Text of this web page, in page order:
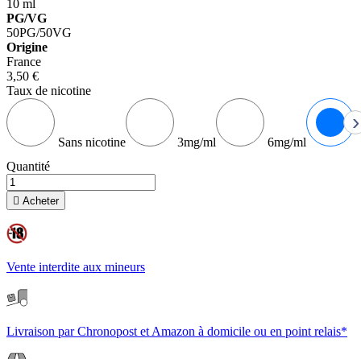
10 ml
PG/VG
50PG/50VG
Origine
France
3,50 €
Taux de nicotine
Sans nicotine 3mg/ml 6mg/ml
›
Quantité
 Acheter
Vente interdite aux mineurs
Livraison par Chronopost et Amazon à domicile ou en point relais*